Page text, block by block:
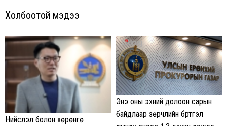
Холбоотой мэдээ
Нийслэл болон хөрөнгө
Энэ оны эхний долоон сарын
байдлаар зөрчлийн бүртгэл